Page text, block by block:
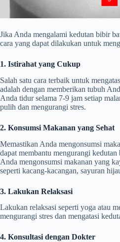
Jika Anda mengalami kedutan bibir
cara yang dapat dilakukan untuk
1. Istirahat yang Cukup
Salah satu cara terbaik untuk
adalah dengan memberikan tubuh
Anda tidur selama 7-9 jam setiap
pulih dan mengurangi stres.
2. Konsumsi Makanan yang Sehat
Memastikan Anda mengonsumsi
dapat membantu mengurangi
Anda mengonsumsi makanan yang
seperti kacang-kacangan, sayuran
3. Lakukan Relaksasi
Lakukan relaksasi seperti yoga atau
mengurangi stres dan mengatasi
4. Konsultasi dengan Dokter